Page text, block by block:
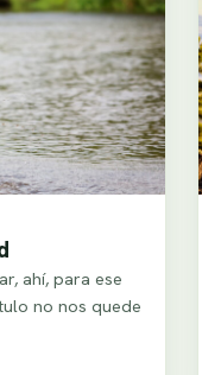
ahí, para ese
no nos quede